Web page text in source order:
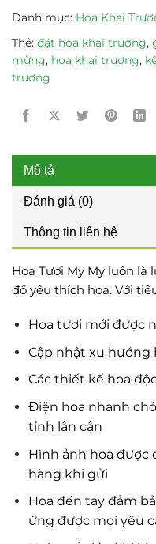
Danh mục: Hoa Khai
Thẻ: đặt hoa khai trương,
mừng, hoa khai trương,
trương
Mô tả
Đánh giá (0)
Thông tin liên hệ
Hoa Tươi My My luôn
đồ yêu thích hoa. Với
Hoa tươi mới được
Cập nhật xu
Các thiết kế hoa
Điện hoa nhanh
tỉnh lân cận
Hình ảnh hoa được
hàng khi gửi
Hoa đến tay đảm
ứng được mọi yêu